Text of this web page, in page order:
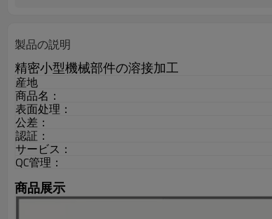
製品の説明
精密小型機械部件の溶接加工
産地
商品名：
表面处理：
公差：
認証：
サービス：
QC管理：
商品展示